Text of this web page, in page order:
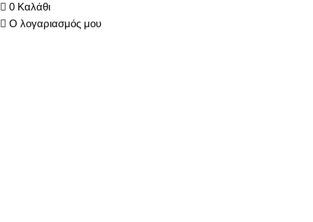
0 Καλάθι
Ο λογαριασμός μου